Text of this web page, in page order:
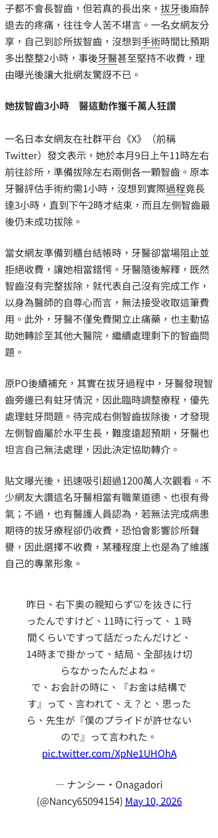
子都不會長智齒，但若真的長出來， 拔牙後麻醉
退去的疼痛，往往令人苦不堪言。一名女網友分
享，自己到診所拔智齒，沒想到手術時間比預期
多出整整2小時，事後牙醫甚至堅持不收費，理
由曝光後讓大批網友驚訝不已。
她拔智齒3小時 醫這動作獲千萬人狂讚
一名日本女網友在社群平台《X》（前稱
Twitter）發文表示，她於本月9日上午11時左右
前往診所，準備拔除左右兩側各一顆智齒。原本
牙醫評估手術約需1小時，沒想到實際過程竟長
達3小時，直到下午2時才結束，而且左側智齒最
後仍未成功拔除。
當女網友準備到櫃台結帳時，牙醫卻當場阻止並
拒絕收費，讓她相當錯愕。牙醫隨後解釋，既然
智齒沒有完整拔除，就代表自己沒有完成工作，
以身為醫師的自尊心而言，無法接受收取這筆費
用。此外，牙醫不僅免費開立止痛藥，也主動協
助她轉診至其他大醫院，繼續處理剩下的智齒問
題。
原PO後續補充，其實在拔牙過程中，牙醫發現智
齒旁邊已有蛀牙情況，因此臨時調整療程，優先
處理蛀牙問題。待完成右側智齒拔除後，才發現
左側智齒屬於水平生長，難度遠超預期，牙醫也
坦言自己無法處理，因此決定協助轉介。
貼文曝光後，迅速吸引超過1200萬人次觀看。不
少網友大讚這名牙醫相當有職業道德、也很有骨
氣；不過，也有醫護人員認為，若無法完成病患
期待的拔牙療程卻仍收費，恐怕會影響診所聲
譽，因此選擇不收費，某種程度上也是為了維護
自己的專業形象。
昨日、右下奥の親知らず🦷を抜きに行
ったんですけど、11時に行って、１時
間くらいですって話だったんだけど、
14時まで掛かって、結局、全部抜け切
らなかったんだよね。
で、お会計の時に、『お金は結構で
す』って、言われて、え？と、思った
ら、先生が『僕のプライドが許せない
ので』って言われた。
pic.twitter.com/XpNe1UHOhA
— ナンシー・Onagadori
(@Nancy65094154) May 10, 2026